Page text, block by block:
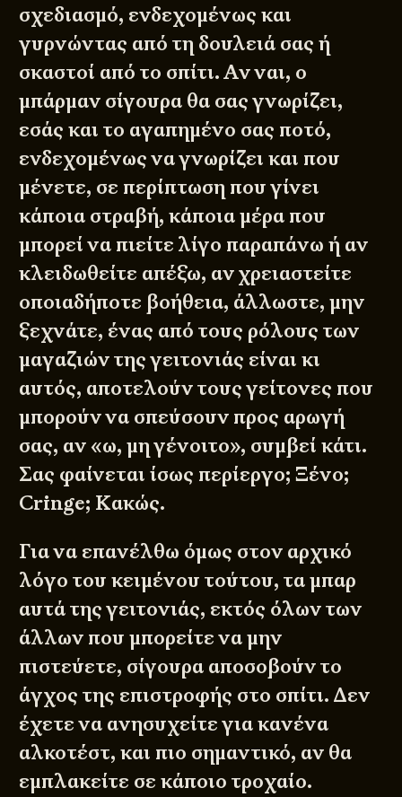
σχεδιασμό, ενδεχομένως και
γυρνώντας από τη δουλειά σας ή
σκαστοί από το σπίτι. Αν ναι, ο
μπάρμαν σίγουρα θα σας γνωρίζει,
εσάς και το αγαπημένο σας ποτό,
ενδεχομένως να γνωρίζει και που
μένετε, σε περίπτωση που γίνει
κάποια στραβή, κάποια μέρα που
μπορεί να πιείτε λίγο παραπάνω ή αν
κλειδωθείτε απέξω, αν χρειαστείτε
οποιαδήποτε βοήθεια, άλλωστε, μην
ξεχνάτε, ένας από τους ρόλους των
μαγαζιών της γειτονιάς είναι κι
αυτός, αποτελούν τους γείτονες που
μπορούν να σπεύσουν προς αρωγή
σας, αν «ω, μη γένοιτο», συμβεί κάτι.
Σας φαίνεται ίσως περίεργο; Ξένο;
Cringe; Κακώς.
Για να επανέλθω όμως στον αρχικό
λόγο του κειμένου τούτου, τα μπαρ
αυτά της γειτονιάς, εκτός όλων των
άλλων που μπορείτε να μην
πιστεύετε, σίγουρα αποσοβούν το
άγχος της επιστροφής στο σπίτι. Δεν
έχετε να ανησυχείτε για κανένα
αλκοτέστ, και πιο σημαντικό, αν θα
εμπλακείτε σε κάποιο τροχαίο.